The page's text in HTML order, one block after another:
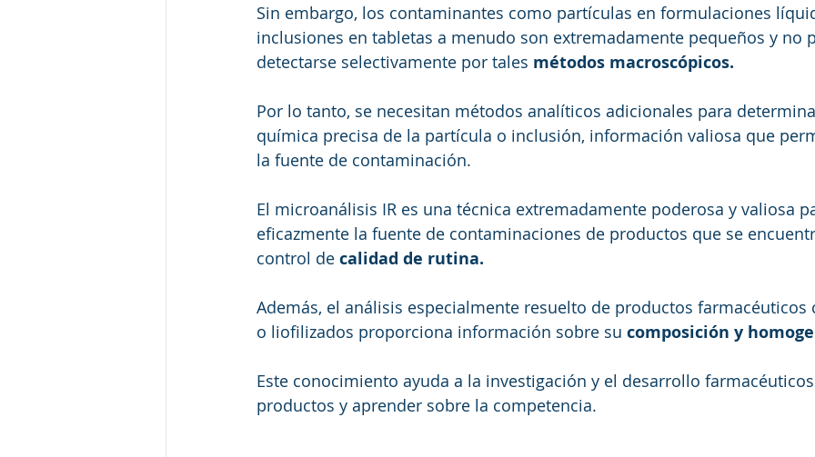
Sin embargo, los contaminantes como partículas en formulaciones
inclusiones en tabletas a menudo son extremadamente pequeños y no
detectarse selectivamente por tales métodos macroscópicos.
Por lo tanto, se necesitan métodos analíticos adicionales para
química precisa de la partícula o inclusión, información valiosa que
la fuente de contaminación.
El microanálisis IR es una técnica extremadamente poderosa y valiosa
eficazmente la fuente de contaminaciones de productos que se
control de calidad de rutina.
Además, el análisis especialmente resuelto de productos
o liofilizados proporciona información sobre su composición y
Este conocimiento ayuda a la investigación y el desarrollo
productos y aprender sobre la competencia.